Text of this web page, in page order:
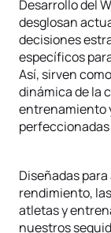
Desarrollo del
desglosan
decisiones
específicos
Así, sirven
dinámica de la
entrenamiento
Diseñadas
rendimiento,
atletas y
nuestros